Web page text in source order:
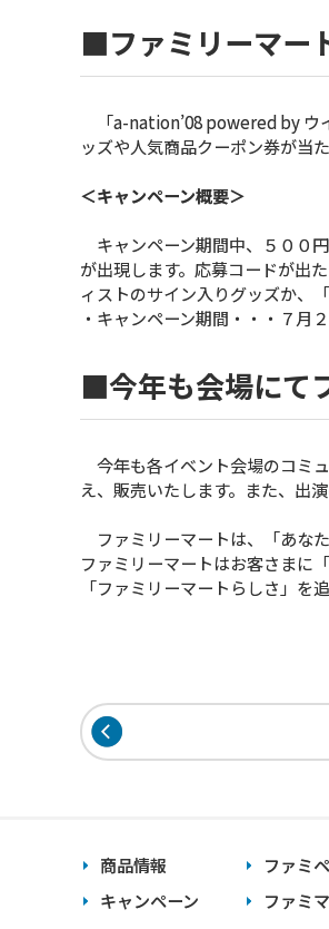
■ファミリーマー
「a-nation’08 powered by ウ
ッズや人気商品クーポン券が当
＜キャンペーン概要＞
キャンペーン期間中、５００
が出現します。応募コードが出
ィストのサイン入りグッズか、
・キャンペーン期間・・・７月
■今年も会場にて
今年も各イベント会場のコミ
え、販売いたします。また、出
ファミリーマートは、「あな
ファミリーマートはお客さまに
「ファミリーマートらしさ」を
商品情報
キャンペーン
ファミ
ファミ